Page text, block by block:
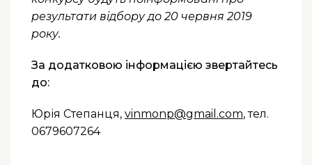
результати відбору до 20 червня 2019
року.
За додатковою інформацією звертайтесь
до:
Юрія Степанця, vinmonp@gmail.com, тел.
0679607264